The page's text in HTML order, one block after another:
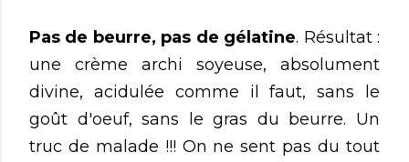
Pas de beurre, pas de gélatine. Résultat :
une crème archi soyeuse, absolument
divine, acidulée comme il faut, sans le
goût d'oeuf, sans le gras du beurre. Un
truc de malade !!! On ne sent pas du tout